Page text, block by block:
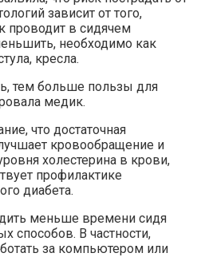
зависит от того,
проводит в сидячем
необходимо как
кресла.
тем больше пользы для
медик.
что достаточная
кровообращение и
холестерина в крови,
профилактике
диабета.
меньше времени сидя
способов. В частности,
за компьютером или